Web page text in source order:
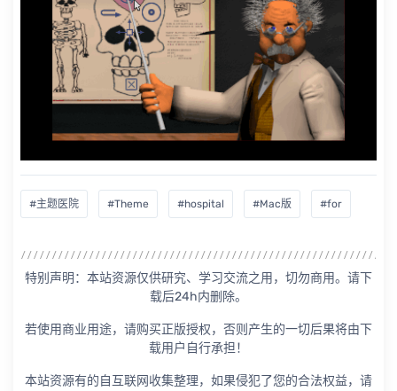
#主题医院 #Theme #hospital #Mac版 #for
特别声明：本站资源仅供研究、学习交流之用，切勿商用。请下
载后24h内删除。
若使用商业用途，请购买正版授权，否则产生的一切后果将由下
载用户自行承担！
本站资源有的自互联网收集整理，如果侵犯了您的合法权益，请